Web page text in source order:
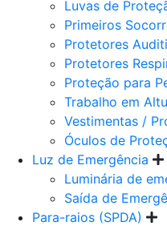
Luvas de
Primeiros
Protetores
Protetores
Proteção para
Trabalho em
Vestimentas /
Óculos de
Luz de Emergência
Luminária de
Saída de
Para-raios (SPDA)